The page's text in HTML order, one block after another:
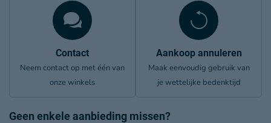
Contact
Neem contact op met één van
onze winkels
Aankoop annuleren
Maak eenvoudig gebruik van
je wettelijke bedenktijd
Geen enkele aanbieding missen?